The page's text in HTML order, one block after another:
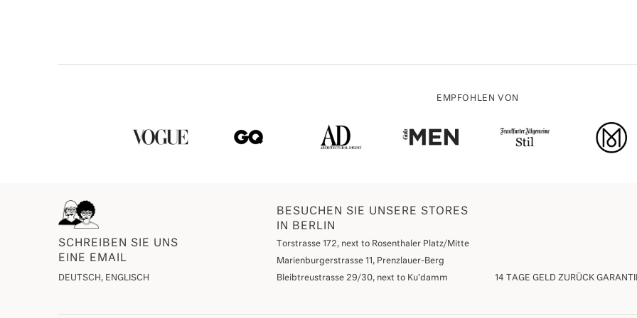
EMPFOHLEN VON
SCHREIBEN SIE UNS
EINE EMAIL
DEUTSCH, ENGLISCH
BESUCHEN SIE UNSERE STORES
IN BERLIN
Torstrasse 172, next to Rosenthaler Platz/Mitte
Marienburgerstrasse 11, Prenzlauer-Berg
Bleibtreustrasse 29/30, next to Ku'damm
14 TAGE GELD ZURÜCK